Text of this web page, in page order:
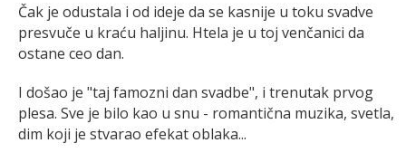
Čak je odustala i od ideje da se kasnije u toku svadve
presvuče u kraću haljinu. Htela je u toj venčanici da
ostane ceo dan.
I došao je "taj famozni dan svadbe", i trenutak prvog
plesa. Sve je bilo kao u snu - romantična muzika, svetla,
dim koji je stvarao efekat oblaka...